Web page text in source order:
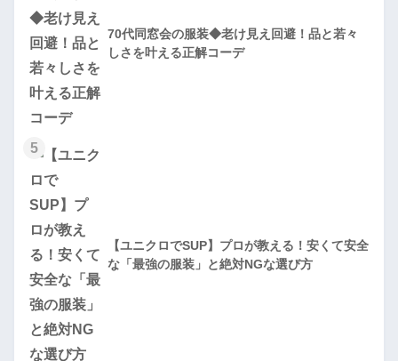
70代同窓会の服装◆老け見え回避！品と若々
しさを叶える正解コーデ
5
【ユニクロでSUP】プロが教える！安くて安全
な「最強の服装」と絶対NGな選び方